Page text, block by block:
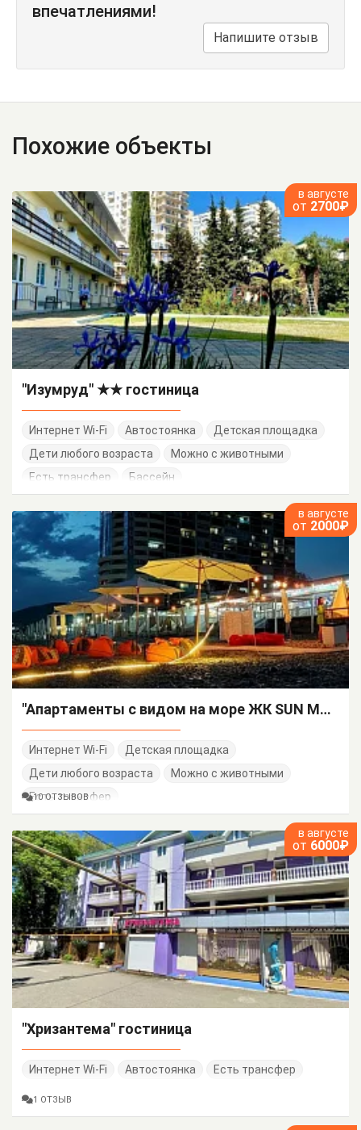
впечатлениями!
Напишите отзыв
Похожие объекты
в августе
от 2700₽
"Изумруд" ★★ гостиница
Интернет Wi-Fi Автостоянка
Детская площадка
Дети любого возраста
Можно с животными
Есть трансфер
Бассейн
в августе
от 2000₽
"Апартаменты с видом на море ЖК SUN MARINA" апарт-отель
Интернет Wi-Fi
Детская площадка
Дети любого возраста
Можно с животными
Есть трансфер
10 ОТЗЫВОВ
в августе
от 6000₽
"Хризантема" гостиница
Интернет Wi-Fi Автостоянка Есть трансфер
1 ОТЗЫВ